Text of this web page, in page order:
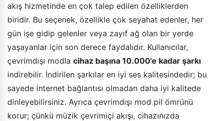
akış hizmetinde en çok talep edilen özelliklerden
biridir. Bu seçenek, özellikle çok seyahat edenler, her
gün işe gidip gelenler veya zayıf ağ olan bir yerde
yaşayanlar için son derece faydalıdır. Kullanıcılar,
çevrimdışı modla cihaz başına 10.000'e kadar şarkı
indirebilir. İndirilen şarkılar en iyi ses kalitesindedir; bu
sayede internet bağlantısı olmadan daha iyi kalitede
dinleyebilirsiniz. Ayrıca çevrimdışı mod pil ömrünü
korur; çünkü müzik çevrimiçi akışı, cihazınızda